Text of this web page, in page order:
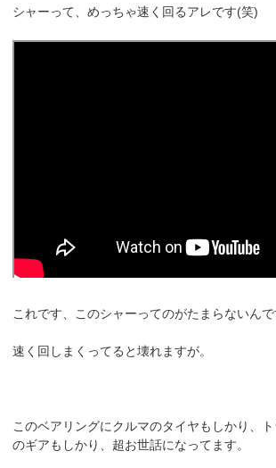
シャーって、めっちゃ速く回るアレです(笑)
これです、このシャーってのがたまらないん
速く回しまくってると壊れますが。
このベアリングにクルマのタイヤもしかり、
のギアもしかり、超お世話になってます。